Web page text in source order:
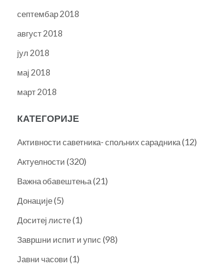
септембар 2018
август 2018
јул 2018
мај 2018
март 2018
КАТЕГОРИЈЕ
Активности саветника- спољних сарадника(12)
Актуелности (320)
Важна обавештења(21)
Донације(5)
Доситеј листе(1)
Завршни испит и упис (98)
Јавни часови (1)